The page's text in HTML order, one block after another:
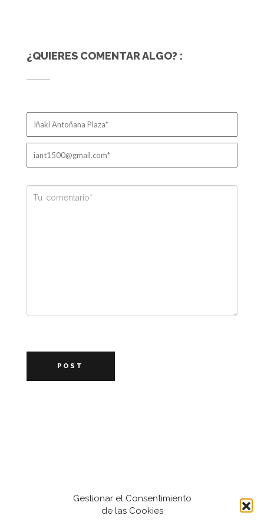
Gestionar el Consentimiento
de las Cookies
¿QUIERES COMENTAR ALGO? :
POST